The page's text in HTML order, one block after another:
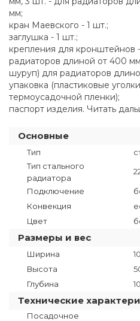
мм;
кран Маевского - 1 шт.;
заглушка - 1 шт.;
крепления для
радиаторов длиной от 400
шуруп) для радиаторов
упаковка (пластиковые
термоусадочной пленки);
паспорт изделия. Читать
Основные
Тип
Тип стального
радиатора
Подключение
Конвекция
Цвет
Размеры и вес
Ширина
Высота
Глубина
Технические
Посадочное